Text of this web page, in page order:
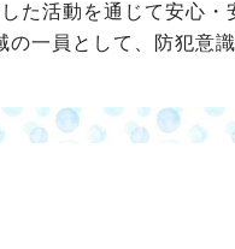
た活動を通じて安心・
の一員として、防犯意